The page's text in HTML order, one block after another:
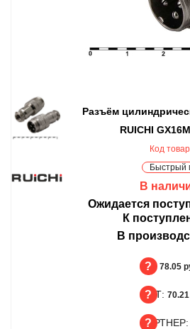
Разъём
RUICHI
Код
Быстрый
В
Ожидается
К
В
БЦ: 78.05
ОПТ:
ПАРТНЕР: